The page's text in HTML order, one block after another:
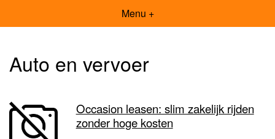
Menu +
Auto en vervoer
Occasion leasen: slim zakelijk rijden
zonder hoge kosten